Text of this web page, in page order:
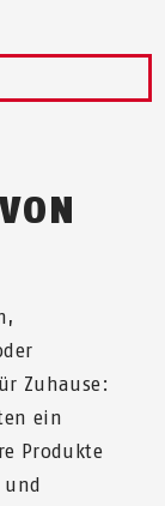
Zuhause:
ein
Produkte